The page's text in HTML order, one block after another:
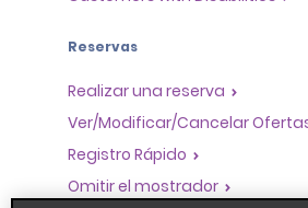
Reservas
Realizar una reserva
Ver/Modificar/Cancelar
Registro Rápido
Omitir el mostrador